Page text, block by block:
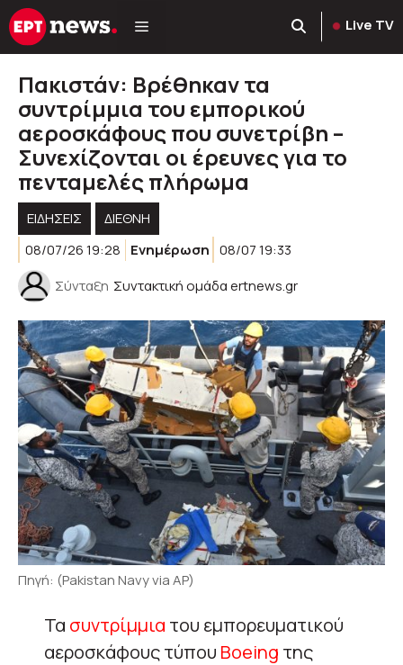
Μετάβαση
σε
Live TV
Πακιστάν: Βρέθηκαν τα
συντρίμμια του εμπορικού
αεροσκάφους που συνετρίβη –
Συνεχίζονται οι έρευνες για το
πενταμελές πλήρωμα
ΕΙΔΗΣΕΙΣ
ΔΙΕΘΝΗ
08/07/26 19:28
Ενημέρωση 08/07 19:33
Σύνταξη Συντακτική ομάδα ertnews.gr
Πηγή: (Pakistan Navy via AP)
Τα συντρίμμια του εμπορευματικού
αεροσκάφους τύπου Boeing της